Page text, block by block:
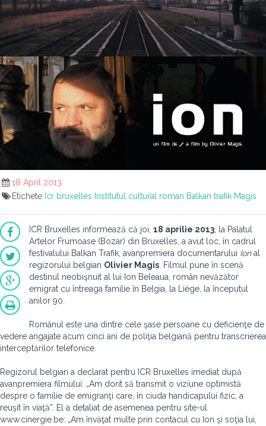
18 April 2013
Etichete Icr bruxelles Institutul cultural roman Balkan trafik Magis
ICR Bruxelles informează că joi, 18 aprilie 2013 , la Palatul
Artelor Frumoase (Bozar) din Bruxelles, a avut loc, în cadrul
festivalului Balkan Trafik, avanpremiera documentarului Ional
regizorului belgian Olivier Magis . Filmul pune în scenă
destinul neobişnuit al lui Ion Beleaua, român nevăzător
emigrat cu întreaga familie în Belgia, la Liège, la începutul
anilor 90.
Românul este una dintre cele şase persoane cu deficienţe de
vedere angajate acum cinci ani de poliţia belgiană pentru transcrierea
interceptărilor telefonice.
Regizorul belgian a declarat pentru ICR Bruxelles imediat după
avanpremiera filmului: „Am dorit să transmit o viziune optimistă
despre o familie de emigranţi care, în ciuda handicapului fizic, a
reuşit în viaţă”. El a detaliat de asemenea pentru site-ul
www.cinergie.be: „Am învăţat multe prin contacul cu Ion şi soţia lui,